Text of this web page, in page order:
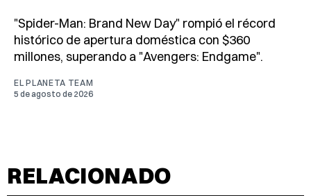
"Spider-Man: Brand New Day" rompió el récord
histórico de apertura doméstica con $360
millones, superando a "Avengers: Endgame".
EL PLANETA TEAM
5 de agosto de 2026
RELACIONADO